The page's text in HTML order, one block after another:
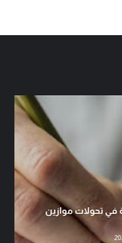
في تحولات موازين